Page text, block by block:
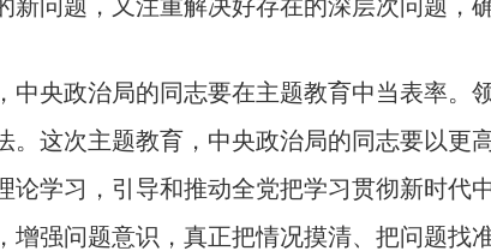
新问题，又注重解决好存在的深层次问题，
中央政治局的同志要在主题教育中当表率。
。这次主题教育，中央政治局的同志要以
论学习，引导和推动全党把学习贯彻新时代
增强问题意识，真正把情况摸清、把问题